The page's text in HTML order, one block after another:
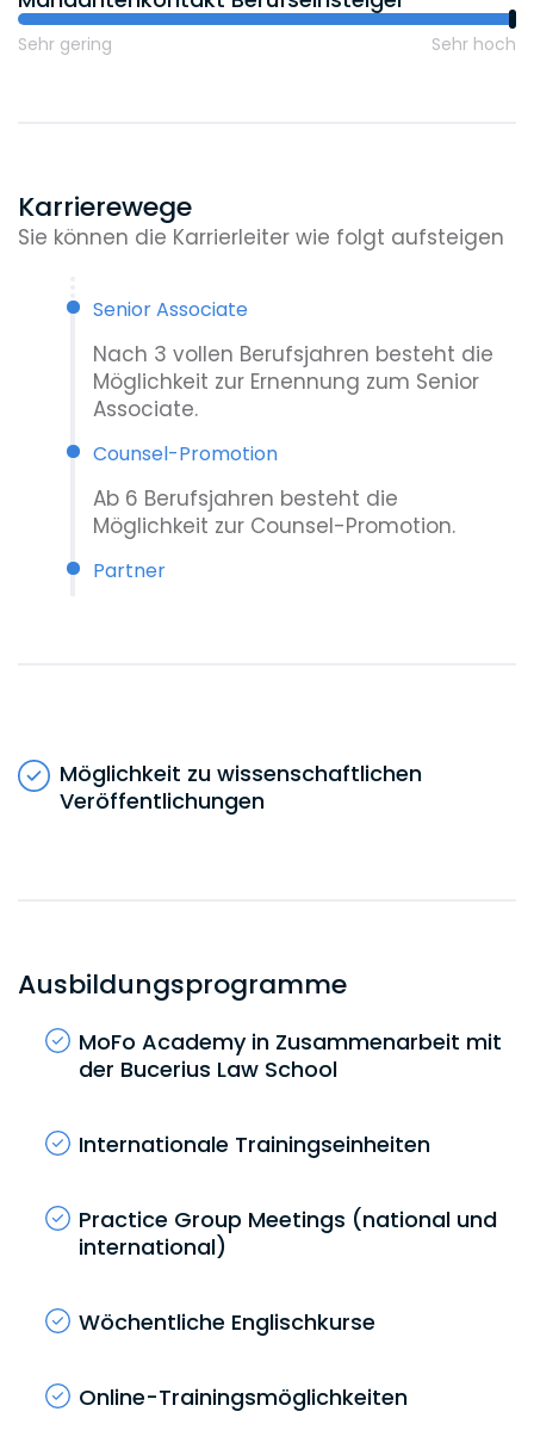
davon Wiss. Mitarbeiter
Sehr gering Sehr hoch
Karrierewege
Sie können die Karrierleiter wie folgt aufsteigen
Senior Associate
Nach 3 vollen Berufsjahren besteht die
Möglichkeit zur Ernennung zum Senior
Associate.
Counsel-Promotion
Ab 6 Berufsjahren besteht die
Möglichkeit zur Counsel-Promotion.
Partner
Möglichkeit zu wissenschaftlichen
Veröffentlichungen
Ausbildungsprogramme
MoFo Academy in Zusammenarbeit mit
der Bucerius Law School
Internationale Trainingseinheiten
Practice Group Meetings (national und
international)
Wöchentliche Englischkurse
Online-Trainingsmöglichkeiten